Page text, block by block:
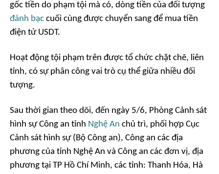
gốc tiền do phạm tội mà có, dòng tiền của đối tượng
đánh bạc cuối cùng được chuyển sang để mua tiền
điện tử USDT.
Hoạt động tội phạm trên được tổ chức chặt chẽ, liên
tỉnh, có sự phân công vai trò cụ thể giữa nhiều đối
tượng.
Sau thời gian theo dõi, đến ngày 5/6, Phòng Cảnh sát
hình sự Công an tỉnh Nghệ An chủ trì, phối hợp Cục
Cảnh sát hình sự (Bộ Công an), Công an các địa
phương của tỉnh Nghệ An và Công an các đơn vị, địa
phương tại TP Hồ Chí Minh, các tỉnh: Thanh Hóa, Hà